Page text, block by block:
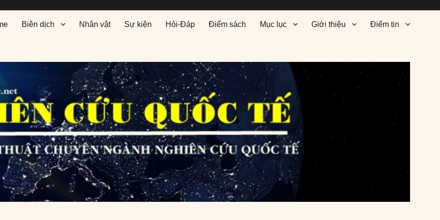
Biên dịch Nhân vật Sự kiện Hỏi-Đáp Điểm sách Mục lục Giới thiệu Điểm tin